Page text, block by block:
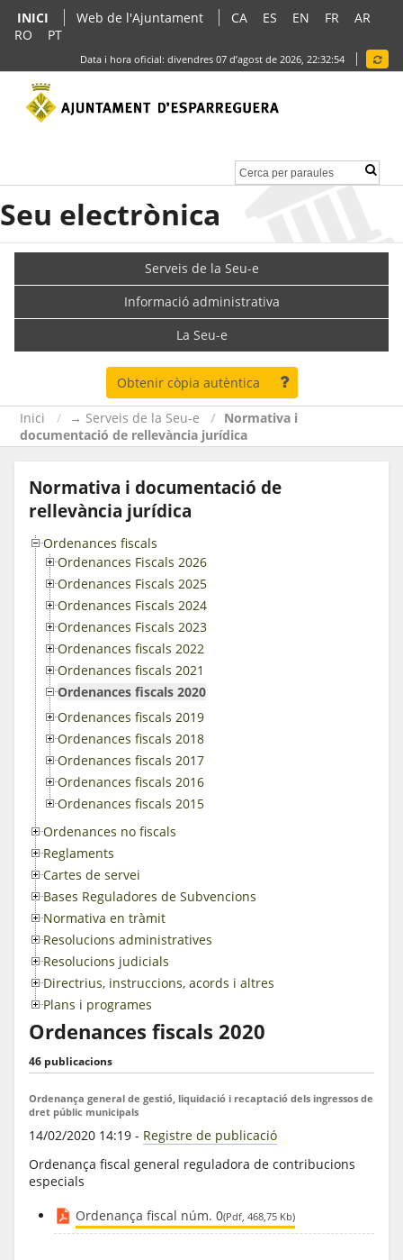
INICI Web de l'Ajuntament CA ES EN FR
AR
RO
PT
Data i hora oficial: divendres 07 d’agost de 2026, 22:32:54
Seu electrònica
Serveis de la Seu-e
Informació administrativa
La Seu-e
Obtenir còpia autèntica
Inici → Serveis de la Seu-e
Normativa i
documentació de rellevància jurídica
Normativa i documentació de
rellevància jurídica
Ordenances fiscals
Ordenances Fiscals 2026
Ordenances Fiscals 2025
Ordenances Fiscals 2024
Ordenances Fiscals 2023
Ordenances fiscals 2022
Ordenances fiscals 2021
Ordenances fiscals 2020
Ordenances fiscals 2019
Ordenances fiscals 2018
Ordenances fiscals 2017
Ordenances fiscals 2016
Ordenances fiscals 2015
Ordenances no fiscals
Reglaments
Cartes de servei
Bases Reguladores de Subvencions
Normativa en tràmit
Resolucions administratives
Resolucions judicials
Directrius, instruccions, acords i altres
Plans i programes
Ordenances fiscals 2020
46 publicacions
Ordenança general de gestió, liquidació i recaptació dels ingressos de
dret públic municipals
14/02/2020 14:19 - Registre de publicació
Ordenança fiscal general reguladora de contribucions
especials
Ordenança fiscal núm. 0(Pdf, 468,75 Kb)